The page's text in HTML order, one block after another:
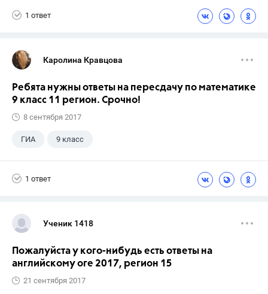
1 ответ
Каролина Кравцова
Ребята нужны ответы на пересдачу по математике
9 класс 11 регион. Срочно!
8 сентября 2017
ГИА 9 класс
1 ответ
Ученик 1418
Пожалуйста у кого-нибудь есть ответы на
английскому оге 2017, регион 15
21 сентября 2017